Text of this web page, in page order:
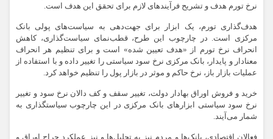
نرخ تورم هدف و تشریح فرآیندهای لازم برای تحقق این هدف است.
هدف‌گذاری تورم، یک ابزار برای جهت‌دهی به سیاست‌های پولی بانک
مرکزی است. در چارچوب این طرح، قطب‌نمای سیاست‌گذاری، کاهش
انحراف نرخ تورم از «هدف تعیین شده» است و برای تنظیم هر انحراف
معنادار و پایدار، بانک مرکزی نرخ سود سیاستی را تغییر داده و با استفاده از
عملیات بازار باز، نرخ حاکم و موثر در بازار پول را تنظیم خواهد کرد.
خرید و فروش اوراق بهادار دولت، تغییر سقف و کف دالان نرخ سود و تغییر
نرخ سود سیاستی ابزارهای بانک مرکزی در این چارچوب سیاستگذاری به
شمار می‌آیند.
فعالان اقتصادی، بانک‌ها و مردم نیز به تحلیل‌ها و نیز عملکرد حراج اوراق و